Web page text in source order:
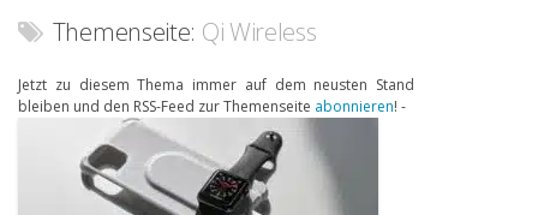
Aktuelle Smartwatches im Test
Marken und Modelle
Handytarife
BASE
Themenseite: Qi Wireless
Jetzt zu diesem Thema immer auf dem neusten Stand
bleiben und den RSS-Feed zur Themenseite abonnieren! -